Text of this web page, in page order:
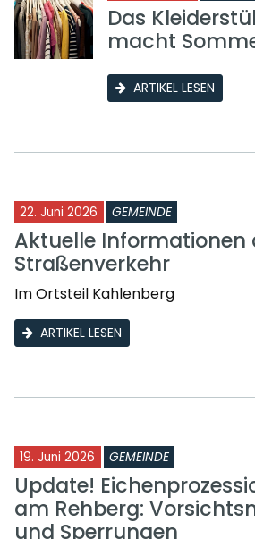
Das
macht
ARTIKEL LESEN
22. Juni 2026 GEMEINDE
Aktuelle Informationen
Straßenverkehr
Im Ortsteil Kahlenberg
ARTIKEL LESEN
19. Juni 2026 GEMEINDE
Update!
am Rehberg:
und Sperrungen